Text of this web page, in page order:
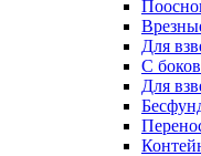
Для
С
Для